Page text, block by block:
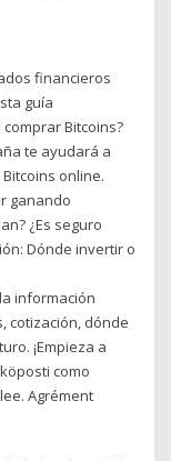
financieros
guía
Bitcoins?
te ayudará a
online.
ganando
¿Es seguro
Dónde invertir o
información
cotización, dónde
¡Empieza a
como
Agrément